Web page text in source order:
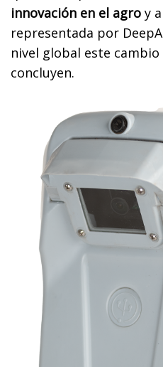
innovación en el agro y
representada por
nivel global este
concluyen.